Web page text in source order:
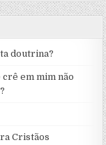
doutrina?
crê em mim não
Cristãos